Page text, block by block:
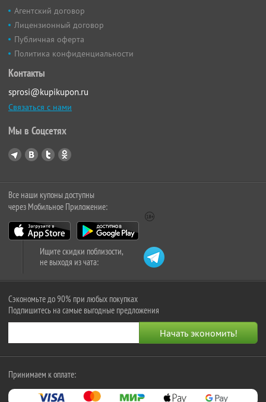
Агентский договор
Лицензионный договор
Публичная оферта
Политика конфиденциальности
Контакты
sprosi@kupikupon.ru
Связаться с нами
Мы в Соцсетях
Все наши купоны доступны
через Мобильное Приложение:
Ищите скидки поблизости,
не выходя из чата:
Сэкономьте до 90% при любых покупках
Подпишитесь на самые выгодные предложения
Принимаем к оплате: